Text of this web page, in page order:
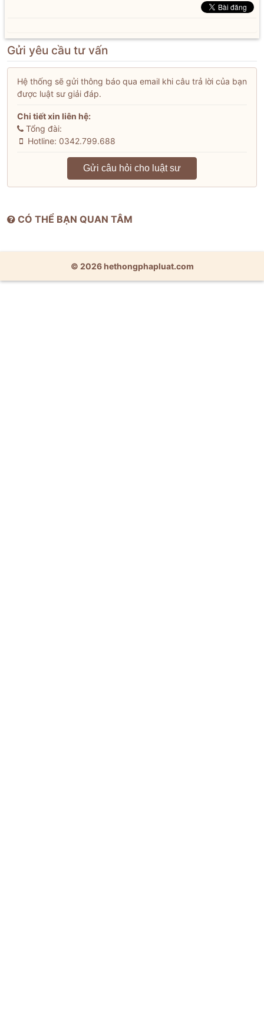
Gửi yêu cầu tư vấn
Hệ thống sẽ gửi thông báo qua email khi câu trả lời của bạn
được luật sư giải đáp.
Chi tiết xin liên hệ:
Tổng đài:
Hotline: 0342.799.688
Gửi câu hỏi cho luật sư
CÓ THỂ BẠN QUAN TÂM
© 2026 hethongphapluat.com